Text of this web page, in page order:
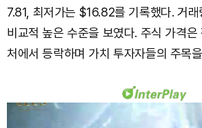
7.81, 최저가는 $16.82를 기록했다. 거
비교적 높은 수준을 보였다. 주식 가격
처에서 등락하며 가치 투자자들의 주목